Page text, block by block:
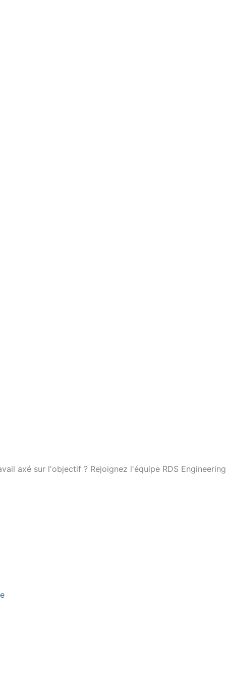
axé sur l'objectif ? Rejoignez l'équipe RDS Engineering